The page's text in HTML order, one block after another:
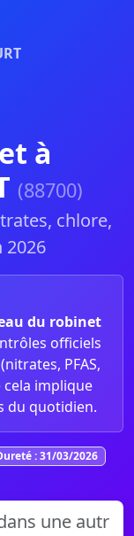
à
(88700)
chlore,
2026
du robinet
officiels
(nitrates, PFAS,
implique
du quotidien.
: 31/03/2026